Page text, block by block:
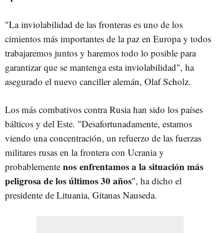
"La inviolabilidad de las fronteras es uno de los
cimientos más importantes de la paz en Europa y todos
trabajaremos juntos y haremos todo lo posible para
garantizar que se mantenga esta inviolabilidad", ha
asegurado el nuevo canciller alemán, Olaf Scholz.
Los más combativos contra Rusia han sido los países
bálticos y del Este. "Desafortunadamente, estamos
viendo una concentración, un refuerzo de las fuerzas
militares rusas en la frontera con Ucrania y
probablemente nos enfrentamos a la situación más
peligrosa de los últimos 30 años", ha dicho el
presidente de Lituania, Gitanas Nauseda.